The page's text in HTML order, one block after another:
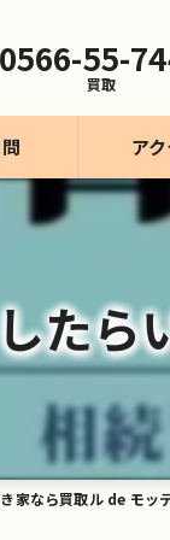
0566-55-
買取
ア
たら
家なら買取ル de モッ